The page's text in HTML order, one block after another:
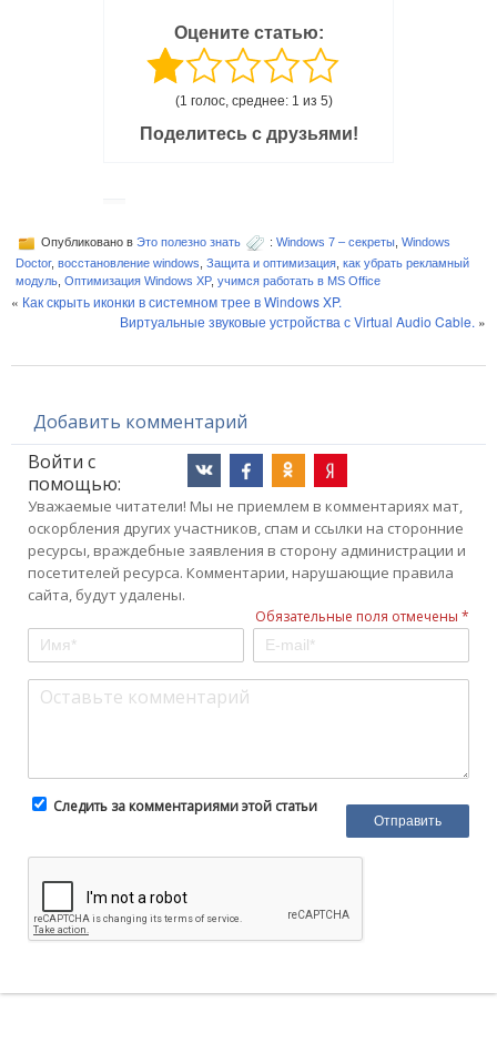
Оцените статью:
(1 голос, среднее: 1 из 5)
Поделитесь с друзьями!
Опубликовано в Это полезно знать : Windows 7 – секреты Windows
Doctor, восстановление windows Защита и оптимизация как убрать рекламный
модуль Оптимизация Windows XP, учимся работать в MS Office
« Как скрыть иконки в системном трее в Windows XP.
Виртуальные звуковые устройства с Virtual Audio Cable. »
Добавить комментарий
Войти с
помощью:
Уважаемые читатели! Мы не приемлем в комментариях мат,
оскорбления других участников, спам и ссылки на сторонние
ресурсы, враждебные заявления в сторону администрации и
посетителей ресурса. Комментарии, нарушающие правила
сайта, будут удалены.
Обязательные поля отмечены *
Следить за комментариями этой статьи